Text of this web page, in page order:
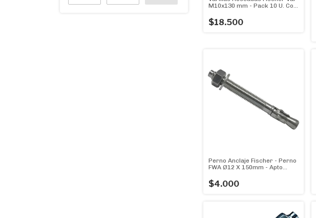
M10x130 mm - Pack 10 U. Con
$18.500
Perno Anclaje Fischer - Perno
FWA Ø12 X 150mm - Apto
$4.000